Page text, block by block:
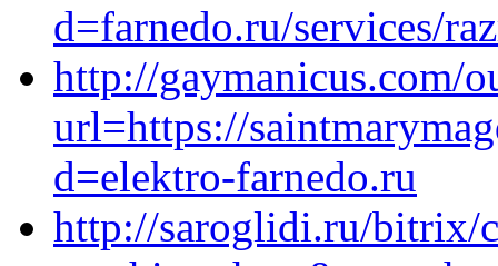
d=farnedo.ru/services/
http://gaymanicus.com/
url=https://
d=elektro-farnedo.ru
http://saroglidi.ru/bitrix/